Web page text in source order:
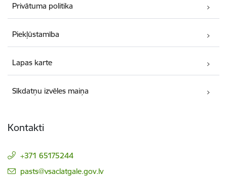
Privātuma politika
Piekļūstamība
Lapas karte
Sīkdatņu izvēles maiņa
Kontakti
+371 65175244
E-pasts:
pasts@vsaclatgale.gov.lv